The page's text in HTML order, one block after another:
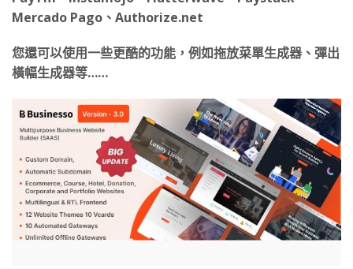
PayTm、Instamojo、Flutterwave、Paystack、
Mercado Pago、Authorize.net
您還可以使用一些更酷的功能，例如拖放菜單生成器、彈出